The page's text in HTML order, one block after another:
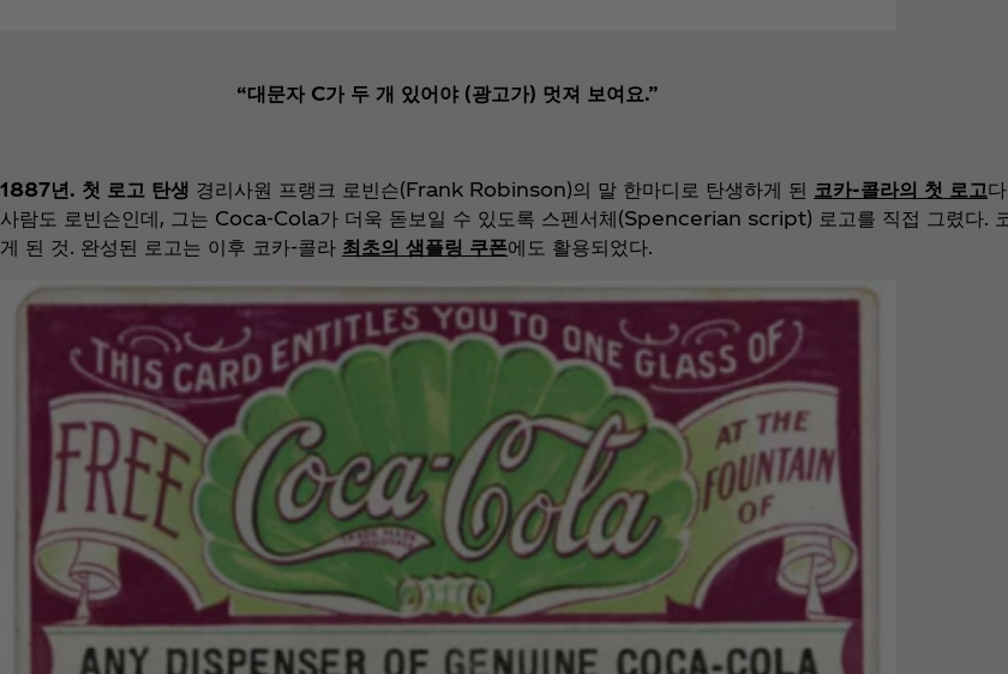
“대문자 C가 두 개 있어야 (광고가) 멋져 보여요.”
1887년. 첫 로고 탄생 경리사원 프랭크 로빈슨(Frank Robinson)의 말 한마디로 탄생하게 된 코카-콜라의 첫 로고
사람도 로빈슨인데, 그는 Coca‑Cola가 더욱 돋보일 수 있도록 스펜서체(Spencerian script) 로고를 직접 그렸다.
게 된 것. 완성된 로고는 이후 코카-콜라 최초의 샘플링 쿠폰에도 활용되었다.